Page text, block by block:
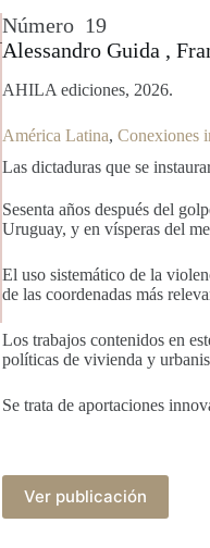
Número 19
Alessandro Guida ,
AHILA ediciones, 2026.
América Latina, Conexiones
Las dictaduras que se
Sesenta años después del
Uruguay, y en vísperas del
El uso sistemático de la
de las coordenadas más
Los trabajos contenidos en
políticas de vivienda y
Se trata de aportaciones
Ver publicación